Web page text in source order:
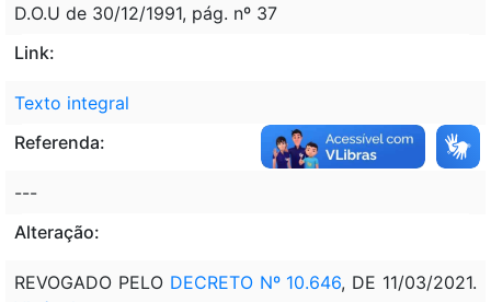
D.O.U de 30/12/1991, pág. nº 37
Link:
Texto integral
Referenda:
---
Alteração:
REVOGADO PELO DECRETO Nº 10.646, DE 11/03/2021.